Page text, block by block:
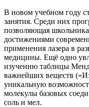
В новом учебном году
занятия. Среди них
позволяющая
достижениями
применения лазера в
медицины. Ещё одно
изучению таблицы
важнейших веществ
уникальную
молекулы базовых
соль и мел.